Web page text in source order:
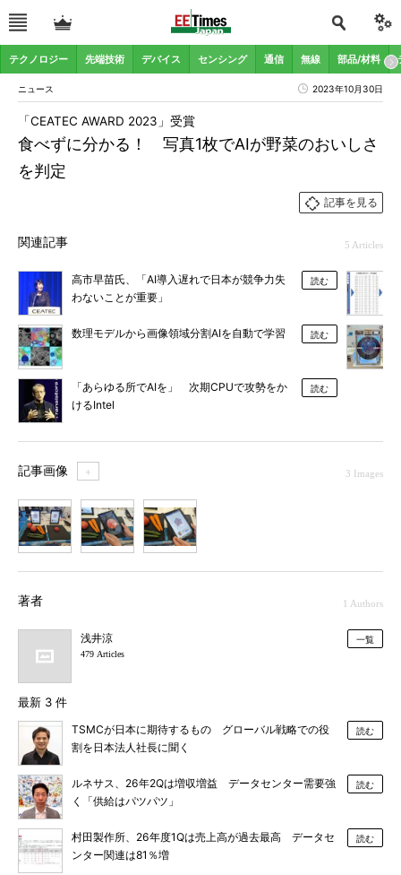
テクノロジー 先端技術 デバイス センシング 通信 無線 部品/材料
ニュース 2023年10月30日
食べずに分かる！ 写真1枚でAIが野菜のおいしさ
を判定
「CEATEC AWARD 2023」受賞
記事を見る
関連記事 5 Articles
高市早苗氏、「AI導入遅れで日本が競争力失
わないことが重要」
読む
数理モデルから画像領域分割AIを自動で学習 読む
「あらゆる所でAIを」 次期CPUで攻勢をか
けるIntel
読む
記事画像 ＋ 3 Images
著者 1 Authors
浅井涼
479 Articles
一覧
最新 3 件
TSMCが日本に期待するもの グローバル戦略での役
割を日本法人社長に聞く
読む
ルネサス、26年2Qは増収増益 データセンター需要強
く「供給はパツパツ」
読む
村田製作所、26年度1Qは売上高が過去最高 データセ
ンター関連は81％増
読む